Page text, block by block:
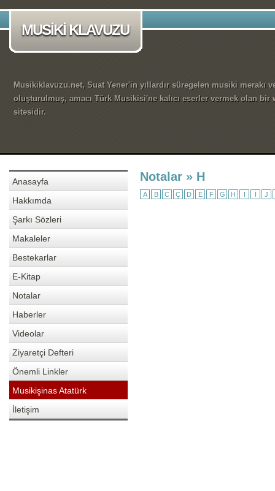
MUSİKİ KLAVUZU
Musikiklavuzu.net, Suat Yener'in yıllardır süregelen musiki merakı
oluşturulmuş, amacı Türk Musikisi'ne kalıcı eserler vermek olan bir
sitesidir.
Anasayfa
Hakkımda
Şarkı Sözleri
Makaleler
Bestekarlar
E-Kitap
Notalar
Haberler
Videolar
Ziyaretçi Defteri
Önemli Linkler
Musikişinas Atatürk
İletişim
Notalar » H
A B C Ç D E F G H I İ J